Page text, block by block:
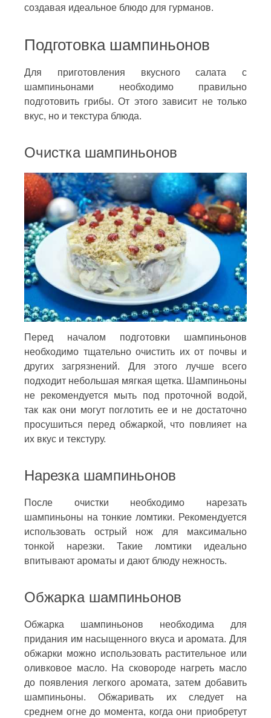
создавая идеальное блюдо для гурманов.
Подготовка шампиньонов
Для приготовления вкусного салата с
шампиньонами необходимо правильно
подготовить грибы. От этого зависит не только
вкус, но и текстура блюда.
Очистка шампиньонов
Перед началом подготовки шампиньонов
необходимо тщательно очистить их от почвы и
других загрязнений. Для этого лучше всего
подходит небольшая мягкая щетка. Шампиньоны
не рекомендуется мыть под проточной водой,
так как они могут поглотить ее и не достаточно
просушиться перед обжаркой, что повлияет на
их вкус и текстуру.
Нарезка шампиньонов
После очистки необходимо нарезать
шампиньоны на тонкие ломтики. Рекомендуется
использовать острый нож для максимально
тонкой нарезки. Такие ломтики идеально
впитывают ароматы и дают блюду нежность.
Обжарка шампиньонов
Обжарка шампиньонов необходима для
придания им насыщенного вкуса и аромата. Для
обжарки можно использовать растительное или
оливковое масло. На сковороде нагреть масло
до появления легкого аромата, затем добавить
шампиньоны. Обжаривать их следует на
среднем огне до момента, когда они приобретут